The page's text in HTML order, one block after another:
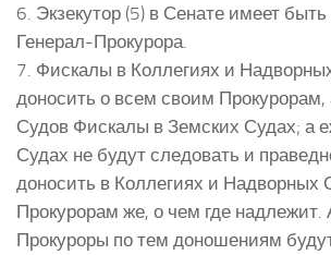
6. Экзекутор (5) в Сенате имеет
Генерал-Прокурора.
7. Фискалы в Коллегиях и
доносить о всем своим Прокурорам,
Судов Фискалы в Земских Судах; а
Судах не будут следовать и
доносить в Коллегиях и Надворных
Прокурорам же, о чем где надлежит.
Прокуроры по тем доношениям